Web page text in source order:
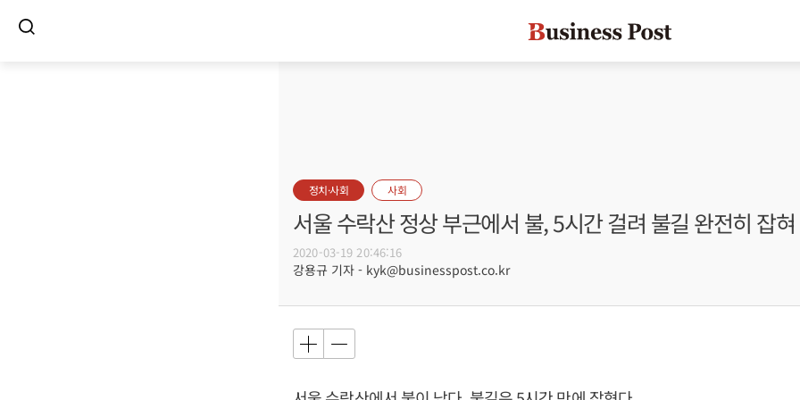
정치·사회 사회
서울 수락산 정상 부근에서 불, 5시간 걸려 불길 완전히 잡혀
2020-03-19 20:46:16
강용규 기자 - kyk@businesspost.co.kr